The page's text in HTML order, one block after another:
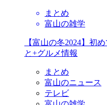
まとめ
富山の雑学
【富山の冬2024】初
と+グルメ情報
まとめ
富山のニュース
テレビ